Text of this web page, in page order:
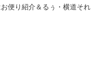
便り紹介＆るぅ・横道それ